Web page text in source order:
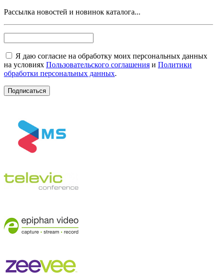
Рассылка новостей и новинок каталога...
Я даю согласие на обработку моих персональных данных
на условиях Пользовательского соглашения и Политики
обработки персональных данных.